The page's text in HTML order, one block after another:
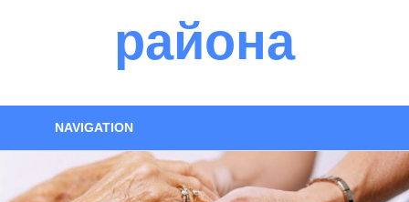
района
NAVIGATION